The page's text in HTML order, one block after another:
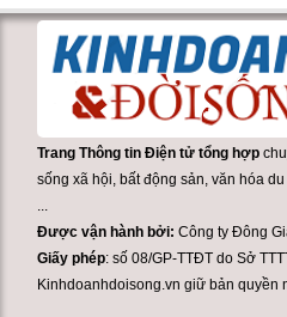
Trang Thông tin Điện tử tổng hợp
sống xã hội, bất động sản, văn hóa
...
Được vận hành bởi:Công ty Đông
Giấy phép: số 08/GP-TTĐT do Sở
Kinhdoanhdoisong.vn giữ bản quyền